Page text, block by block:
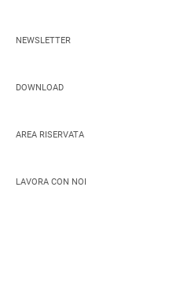
NEWSLETTER
DOWNLOAD
AREA RISERVATA
LAVORA CON NOI